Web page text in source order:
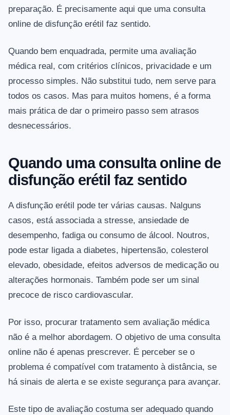
preparação. É precisamente aqui que uma consulta
online de disfunção erétil faz sentido.
Quando bem enquadrada, permite uma avaliação
médica real, com critérios clínicos, privacidade e um
processo simples. Não substitui tudo, nem serve para
todos os casos. Mas para muitos homens, é a forma
mais prática de dar o primeiro passo sem atrasos
desnecessários.
Quando uma consulta online de
disfunção erétil faz sentido
A disfunção erétil pode ter várias causas. Nalguns
casos, está associada a stresse, ansiedade de
desempenho, fadiga ou consumo de álcool. Noutros,
pode estar ligada a diabetes, hipertensão, colesterol
elevado, obesidade, efeitos adversos de medicação ou
alterações hormonais. Também pode ser um sinal
precoce de risco cardiovascular.
Por isso, procurar tratamento sem avaliação médica
não é a melhor abordagem. O objetivo de uma consulta
online não é apenas prescrever. É perceber se o
problema é compatível com tratamento à distância, se
há sinais de alerta e se existe segurança para avançar.
Este tipo de avaliação costuma ser adequado quando